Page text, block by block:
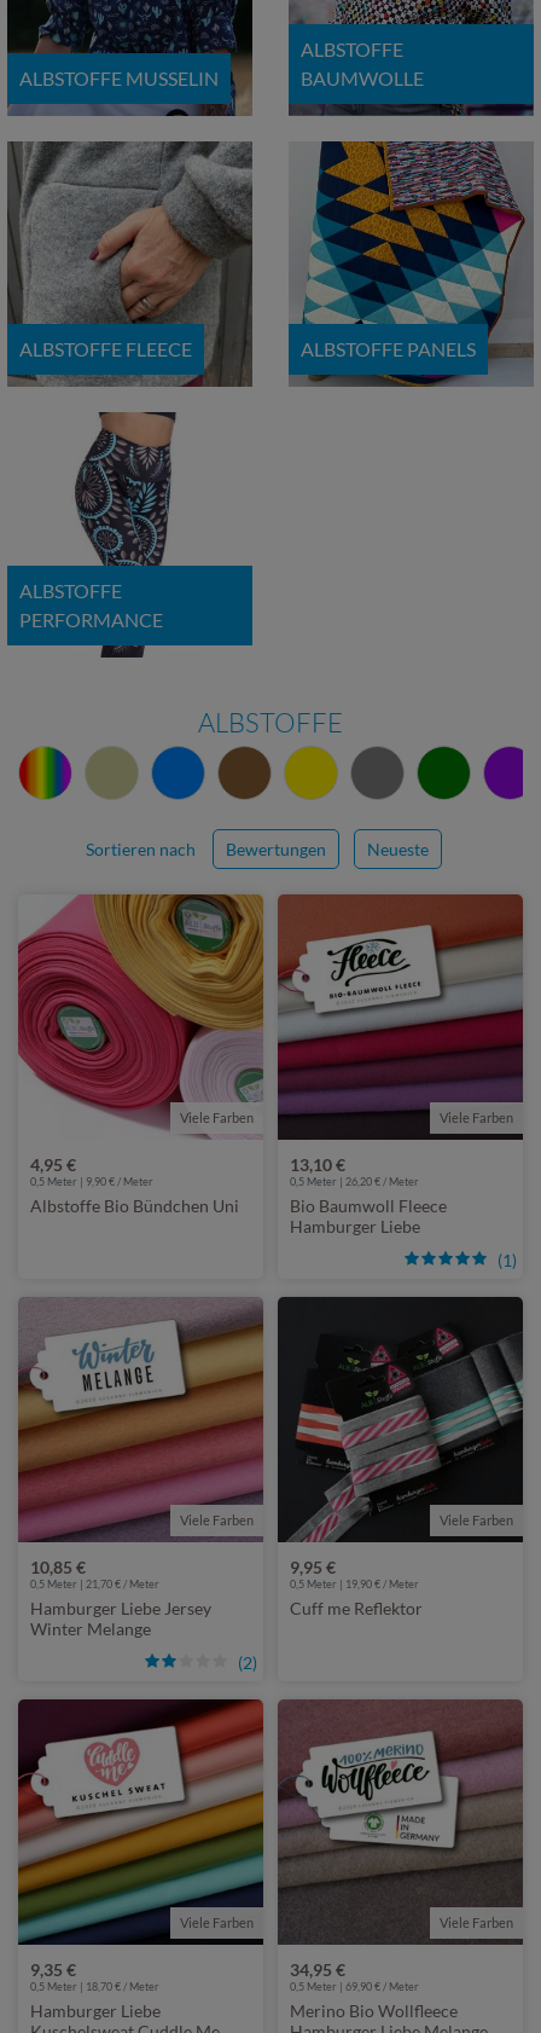
ALBSTOFFE MUSSELIN
ALBSTOFFE
BAUMWOLLE
ALBSTOFFE FLEECE ALBSTOFFE PANELS
ALBSTOFFE
PERFORMANCE
ALBSTOFFE
Sortieren nach Bewertungen Neueste
Viele Farben
4,95 €
0,5 Meter | 9,90 € / Meter
Albstoffe Bio Bündchen Uni
Viele Farben
13,10 €
(1)
0,5 Meter | 26,20 € / Meter
Bio Baumwoll Fleece
Hamburger Liebe
Viele Farben
10,85 €
(2)
0,5 Meter | 21,70 € / Meter
Hamburger Liebe Jersey
Winter Melange
Viele Farben
9,95 €
0,5 Meter | 19,90 € / Meter
Cuff me Reflektor
Viele Farben
9,35 €
0,5 Meter | 18,70 € / Meter
Hamburger Liebe
Viele Farben
34,95 €
0,5 Meter | 69,90 € / Meter
Merino Bio Wollfleece